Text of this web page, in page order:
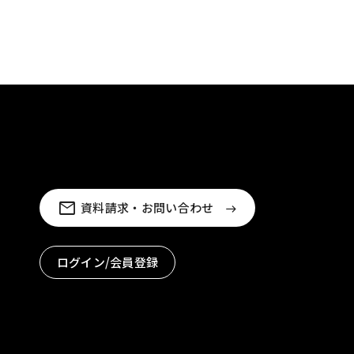
資料請求・お問い合わせ
ログイン/会員登録